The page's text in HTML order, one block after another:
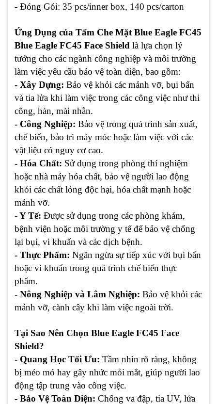
- Đóng Gói: 35 pcs/inner box, 140 pcs/carton
Ứng Dụng của Tấm Che Mặt Blue Eagle FC45
Blue Eagle FC45 Face Shield là lựa chọn lý
tưởng cho các ngành công nghiệp và môi trường
làm việc yêu cầu bảo vệ toàn diện, bao gồm:
- Xây Dựng: Bảo vệ khỏi các mảnh vỡ, bụi bẩn
và tia lửa khi làm việc trong các công việc như thi
công, hàn, mài nhẵn.
- Công Nghiệp: Bảo vệ trong quá trình sản xuất,
chế biến, bảo trì máy móc hoặc làm việc với các
vật liệu có nguy cơ cao.
- Hóa Chất: Sử dụng trong phòng thí nghiệm
hoặc nhà máy hóa chất, bảo vệ người lao động
khỏi các chất lỏng độc hại, hóa chất mạnh hoặc
mảnh vỡ.
- Y Tế: Được sử dụng trong các phòng khám,
bệnh viện hoặc môi trường y tế để bảo vệ chống
lại bụi, vi khuẩn và các dịch bệnh.
- Thực Phẩm: Ngăn ngừa sự tiếp xúc với bụi bẩn
hoặc vi khuẩn trong quá trình chế biến thực
phẩm.
- Nông Nghiệp và Lâm Nghiệp: Bảo vệ khỏi các
mảnh vỡ, cành cây khi làm việc ngoài trời.
Tại Sao Nên Chọn Blue Eagle FC45 Face
Shield?
- Quang Học Tối Ưu: Tầm nhìn rõ ràng, không
bị méo mó hay gây nhức mỏi mắt, giúp người lao
động tập trung vào công việc.
- Bảo Vệ Toàn Diện: Chống va đập, tia UV, lửa